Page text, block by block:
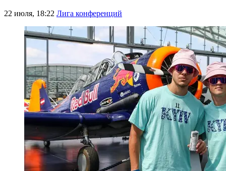
22 июля, 18:22 Лига конференций